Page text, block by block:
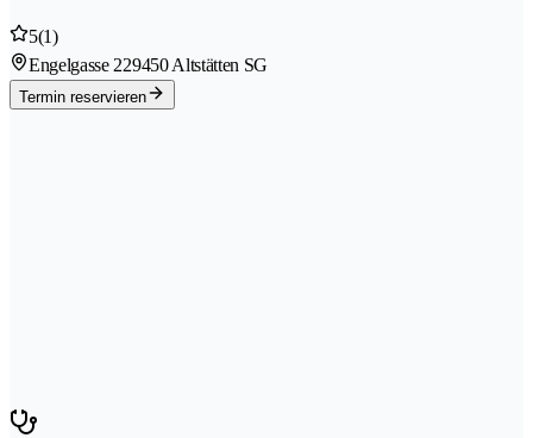
5(1)
Engelgasse 229450 Altstätten SG
Termin reservieren